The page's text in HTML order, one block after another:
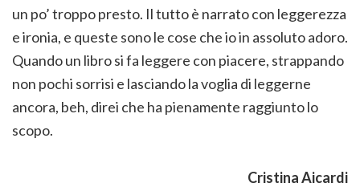
un po’ troppo presto. Il tutto è narrato con leggerezza
e ironia, e queste sono le cose che io in assoluto adoro.
Quando un libro si fa leggere con piacere, strappando
non pochi sorrisi e lasciando la voglia di leggerne
ancora, beh, direi che ha pienamente raggiunto lo
scopo.
Cristina Aicardi